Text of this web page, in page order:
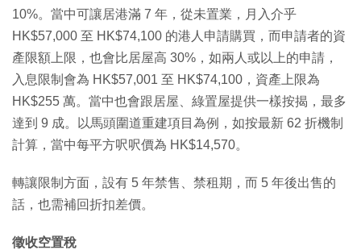
10%。當中可讓居港滿 7 年，從未置業，月入介乎
HK$57,000 至 HK$74,100 的港人申請購買，而申請者的資
產限額上限，也會比居屋高 30%，如兩人或以上的申請，
入息限制會為 HK$57,001 至 HK$74,100，資產上限為
HK$255 萬。當中也會跟居屋、綠置屋提供一樣按揭，最多
達到 9 成。以馬頭圍道重建項目為例，如按最新 62 折機制
計算，當中每平方呎呎價為 HK$14,570。
轉讓限制方面，設有 5 年禁售、禁租期，而 5 年後出售的
話，也需補回折扣差價。
徵收空置稅